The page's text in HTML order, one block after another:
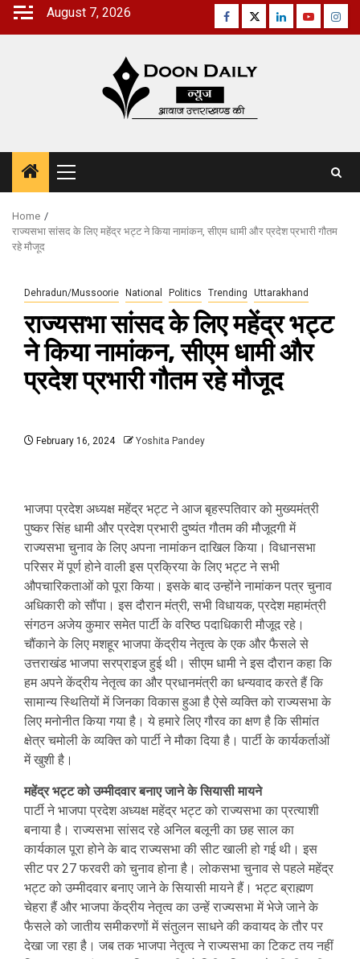
Skip
August 7, 2026 Facebook
TwitterLinkedinYoutube
Primary
Menu
Home
राज्यसभा सांसद के लिए महेंद्र भट्ट ने किया नामांकन, सीएम धामी और प्रदेश प्रभारी गौतम
रहे मौजूद
Dehradun/Mussoorie National Politics Trending Uttarakhand
राज्यसभा सांसद के लिए महेंद्र भट्ट
ने किया नामांकन, सीएम धामी और
प्रदेश प्रभारी गौतम रहे मौजूद
February 16, 2024 Yoshita Pandey
भाजपा प्रदेश अध्यक्ष महेंद्र भट्ट ने आज बृहस्पतिवार को मुख्यमंत्री
पुष्कर सिंह धामी और प्रदेश प्रभारी दुष्यंत गौतम की मौजूदगी में
राज्यसभा चुनाव के लिए अपना नामांकन दाखिल किया। विधानसभा
परिसर में पूर्ण होने वाली इस प्रक्रिया के लिए भट्ट ने सभी
औपचारिकताओं को पूरा किया। इसके बाद उन्होंने नामांकन पत्र चुनाव
अधिकारी को सौंपा। इस दौरान मंत्री, सभी विधायक, प्रदेश महामंत्री
संगठन अजेय कुमार समेत पार्टी के वरिष्ठ पदाधिकारी मौजूद रहे।
चौंकाने के लिए मशहूर भाजपा केंद्रीय नेतृत्व के एक और फैसले से
उत्तराखंड भाजपा सरप्राइज हुई थी। सीएम धामी ने इस दौरान कहा कि
हम अपने केंद्रीय नेतृत्व का और प्रधानमंत्री का धन्यवाद करते हैं कि
सामान्य स्थितियों में जिनका विकास हुआ है ऐसे व्यक्ति को राज्यसभा के
लिए मनोनीत किया गया है। ये हमारे लिए गौरव का क्षण है कि सीमांत
क्षेत्र चमोली के व्यक्ति को पार्टी ने मौका दिया है। पार्टी के कार्यकर्ताओं
में खुशी है।
महेंद्र भट्ट को उम्मीदवार बनाए जाने के सियासी मायने
पार्टी ने भाजपा प्रदेश अध्यक्ष महेंद्र भट्ट को राज्यसभा का प्रत्याशी
बनाया है। राज्यसभा सांसद रहे अनिल बलूनी का छह साल का
कार्यकाल पूरा होने के बाद राज्यसभा की सीट खाली हो गई थी। इस
सीट पर 27 फरवरी को चुनाव होना है। लोकसभा चुनाव से पहले महेंद्र
भट्ट को उम्मीदवार बनाए जाने के सियासी मायने हैं। भट्ट ब्राह्मण
चेहरा हैं और भाजपा केंद्रीय नेतृत्व का उन्हें राज्यसभा में भेजे जाने के
फैसले को जातीय समीकरणों में संतुलन साधने की कवायद के तौर पर
देखा जा रहा है। जब तक भाजपा नेतृत्व ने राज्यसभा का टिकट तय नहीं